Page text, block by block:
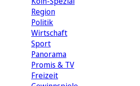
Region
Politik
Wirtschaft
Sport
Panorama
Promis & TV
Freizeit